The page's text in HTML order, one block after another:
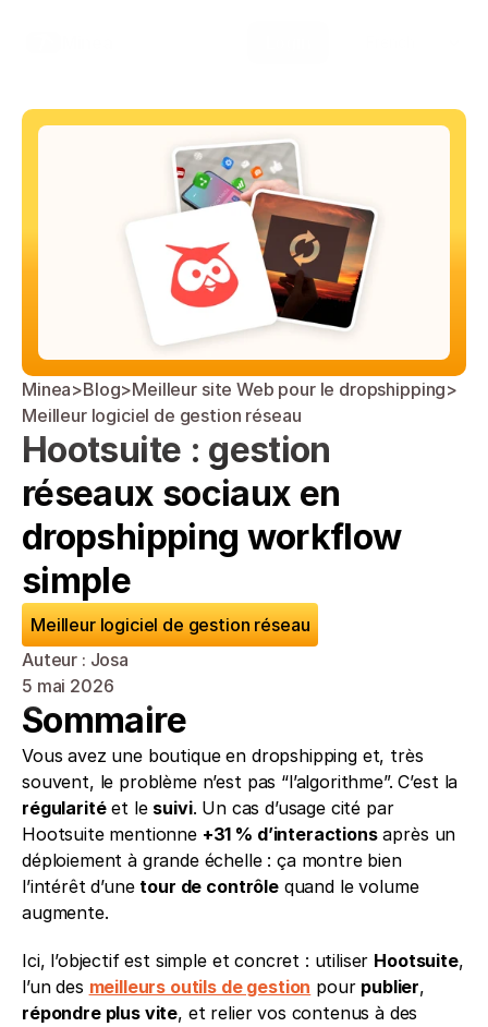
Minea>Blog>Meilleur site Web pour le dropshipping>
Meilleur logiciel de gestion réseau
Hootsuite : gestion
réseaux sociaux en
dropshipping workflow
simple
Meilleur logiciel de gestion réseau
Auteur : Josa
5 mai 2026
Sommaire
Vous avez une boutique en dropshipping et, très
régularité et le suivi. Un cas d’usage cité par
Hootsuite mentionne +31 % d’interactions après un
déploiement à grande échelle : ça montre bien
l’intérêt d’une tour de contrôle quand le volume
augmente.
Ici, l’objectif est simple et concret : utiliser Hootsuite,
l’un des meilleurs outils de gestion pour publier
répondre plus vite